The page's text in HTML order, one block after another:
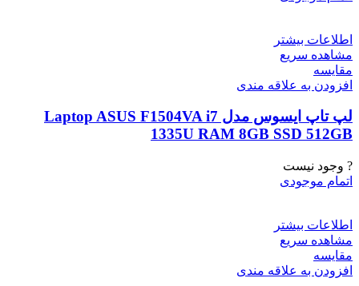
اطلاعات بیشتر
مشاهده سریع
مقایسه
افزودن به علاقه مندی
لپ تاپ ایسوس مدل Laptop ASUS F1504VA i7
1335U RAM 8GB SSD 512GB
? وجود نیست
اتمام موجودی
اطلاعات بیشتر
مشاهده سریع
مقایسه
افزودن به علاقه مندی